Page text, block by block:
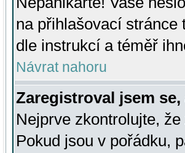
na přihlašovací
dle instrukcí a téměř
Návrat nahoru
Zaregistroval jsem
Nejprve zkontrolujte,
Pokud jsou v pořádku,